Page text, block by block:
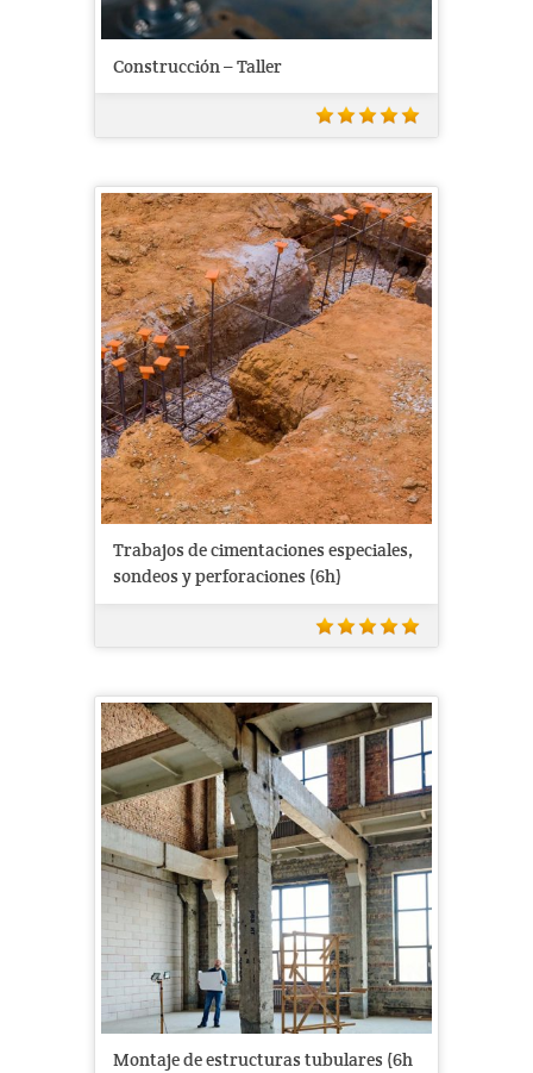
Construcción – Taller
Trabajos de cimentaciones especiales,
sondeos y perforaciones (6h)
Montaje de estructuras tubulares (6h